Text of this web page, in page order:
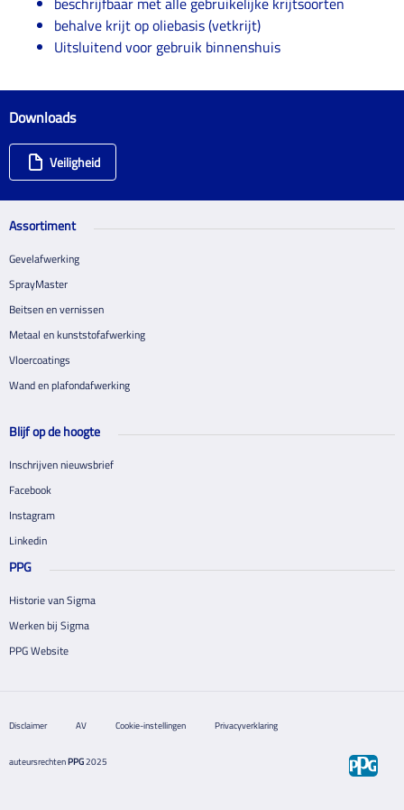
behalve krijt op oliebasis (vetkrijt)
Uitsluitend voor gebruik binnenshuis
Downloads
Veiligheid
Assortiment
Gevelafwerking
SprayMaster
Beitsen en vernissen
Metaal en kunststofafwerking
Vloercoatings
Wand en plafondafwerking
Blijf op de hoogte
Inschrijven nieuwsbrief
Facebook
Instagram
Linkedin
PPG
Historie van Sigma
Werken bij Sigma
PPG Website
Disclaimer AV Cookie-instellingen Privacyverklaring
auteursrechtenPPG2025